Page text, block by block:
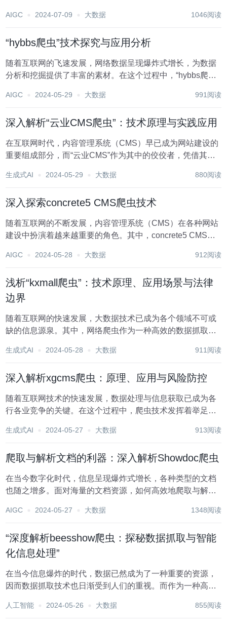
行为，把站点返回的HTML代码/JSON数据/二进制数据（图
AIGC 2024-07-09 大数据 1046阅读
“hybbs爬虫”技术探究与应用分析
随着互联网的飞速发展，网络数据呈现爆炸式增长，为数据
分析和挖掘提供了丰富的素材。在这个过程中，“hybbs爬
注和运用。本文将对“hybbs爬虫”的技术原理、实现方法及其
AIGC 2024-05-29 大数据 991阅读
深入解析“云业CMS爬虫”：技术原理与实践应用
在互联网时代，内容管理系统（CMS）早已成为网站建设的
重要组成部分，而“云业CMS”作为其中的佼佼者，凭借其强
随着信息的爆炸式增长，从海量内容中高效获取所需数据，
生成式AI 2024-05-29 大数据 880阅读
深入探索concrete5 CMS爬虫技术
随着互联网的不断发展，内容管理系统（CMS）在各种网站
建设中扮演着越来越重要的角色。其中，concrete5 CMS以
时，网络爬虫也针对CMS平台展现出越来越高的活跃度，它
AIGC 2024-05-28 大数据 912阅读
浅析“kxmall爬虫”：技术原理、应用场景与法律
边界
随着互联网的快速发展，大数据技术已成为各个领域不可或
缺的信息源泉。其中，网络爬虫作为一种高效的数据抓取工
文将对“kxmall爬虫”进行详尽的解读，探讨其技术原理、丰富
生成式AI 2024-05-28 大数据 911阅读
深入解析xgcms爬虫：原理、应用与风险防控
随着互联网技术的快速发展，数据处理与信息获取已成为各
行各业竞争的关键。在这个过程中，爬虫技术发挥着举足轻
凭借其强大的功能和灵活性，受到了广泛关注。本文将深入
生成式AI 2024-05-27 大数据 913阅读
爬取与解析文档的利器：深入解析Showdoc爬虫
在当今数字化时代，信息呈现爆炸式增长，各种类型的文档
也随之增多。面对海量的文档资源，如何高效地爬取与解析
而“Showdoc爬虫”作为一款强大的文档爬取与解析工具，正
AIGC 2024-05-27 大数据 1348阅读
“深度解析beesshow爬虫：探秘数据抓取与智能
化信息处理”
在当今信息爆炸的时代，数据已然成为了一种重要的资源，
因而数据抓取技术也日渐受到人们的重视。而作为一种高效
应用场景，逐渐在数据抓取领域占据了一席之地。本文将对
人工智能 2024-05-26 大数据 855阅读